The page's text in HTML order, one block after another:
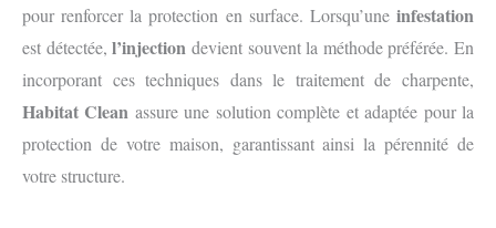
pour renforcer la protection en surface. Lorsqu’une infestation
est détectée,l’injection devient souvent la méthode préférée. En
incorporant ces techniques dans le traitement de charpente,
Habitat Clean assure une solution complète et adaptée pour la
protection de votre maison, garantissant ainsi la pérennité de
votre structure.